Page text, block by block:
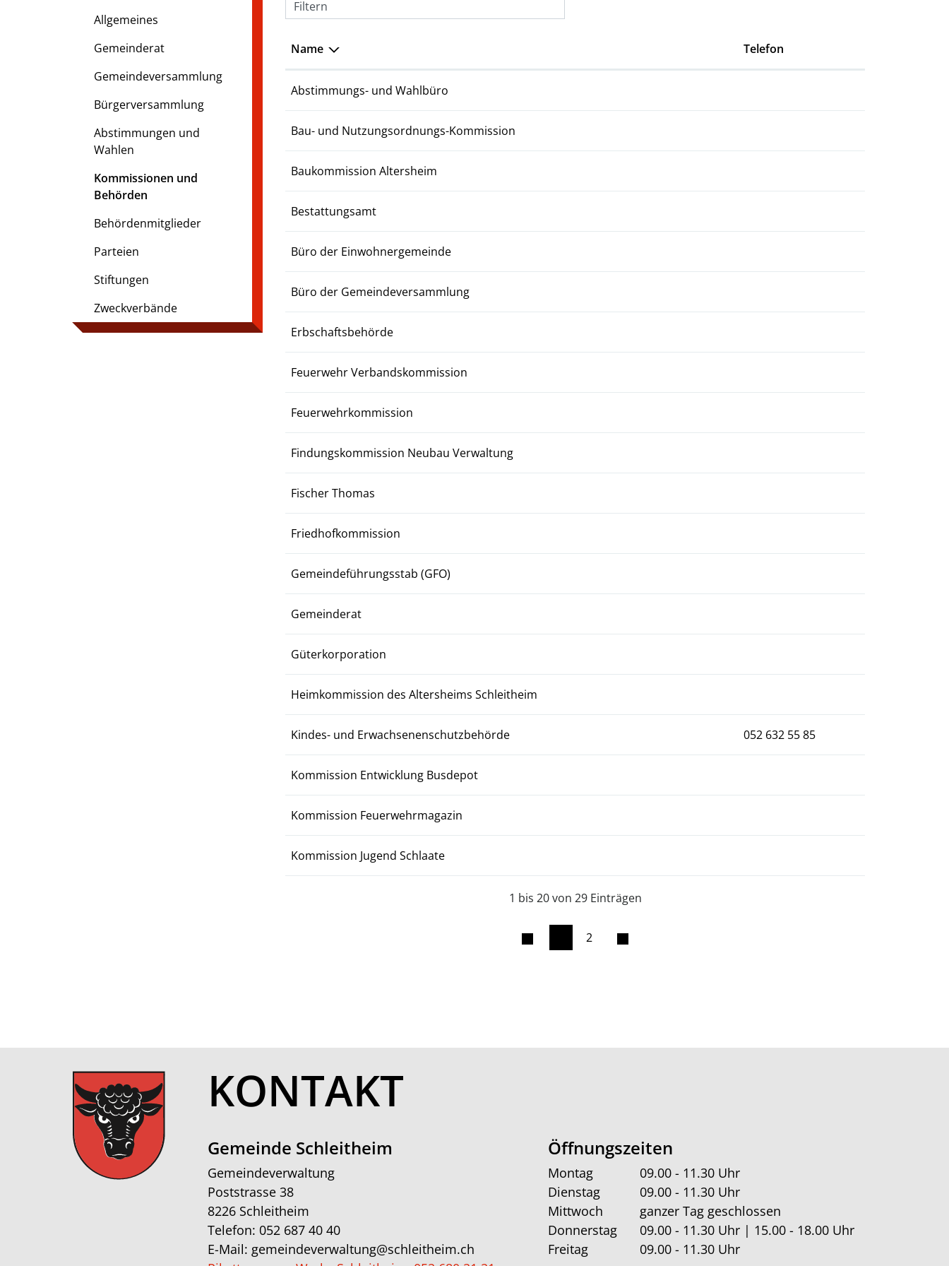
Allgemeines
Gemeinderat
Gemeindeversammlung
Bürgerversammlung
Abstimmungen und
Wahlen
Kommissionen und
Behörden
(ausgewählt)
Behördenmitglieder
Parteien
Stiftungen
Zweckverbände
Filtern
Name Telefon
Abstimmungs- und Wahlbüro
Bau- und Nutzungsordnungs-Kommission
Baukommission Altersheim
Bestattungsamt
Büro der Einwohnergemeinde
Büro der Gemeindeversammlung
Erbschaftsbehörde
Feuerwehr Verbandskommission
Feuerwehrkommission
Findungskommission Neubau Verwaltung
Fischer Thomas
Friedhofkommission
Gemeindeführungsstab (GFO)
Gemeinderat
Güterkorporation
Heimkommission des Altersheims Schleitheim
Kindes- und Erwachsenenschutzbehörde 052 632 55 85
Kommission Entwicklung Busdepot
Kommission Feuerwehrmagazin
Kommission Jugend Schlaate
1 bis 20 von 29 Einträgen
2
KONTAKT
Gemeinde Schleitheim
Gemeindeverwaltung
Poststrasse 38
8226 Schleitheim
Telefon: 052 687 40 40
E-Mail: gemeindeverwaltung@schleitheim.ch
Öffnungszeiten
Montag
09.00 - 11.30 Uhr
Dienstag
09.00 - 11.30 Uhr
Mittwoch
ganzer Tag geschlossen
Donnerstag
09.00 - 11.30 Uhr | 15.00 - 18.00 Uhr
Freitag
09.00 - 11.30 Uhr